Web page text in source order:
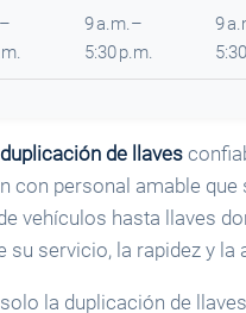
9 a.m.–
5:30 p.m.
9
duplicación de llaves
con personal amable que
vehículos hasta llaves
servicio, la rapidez y la
la duplicación de